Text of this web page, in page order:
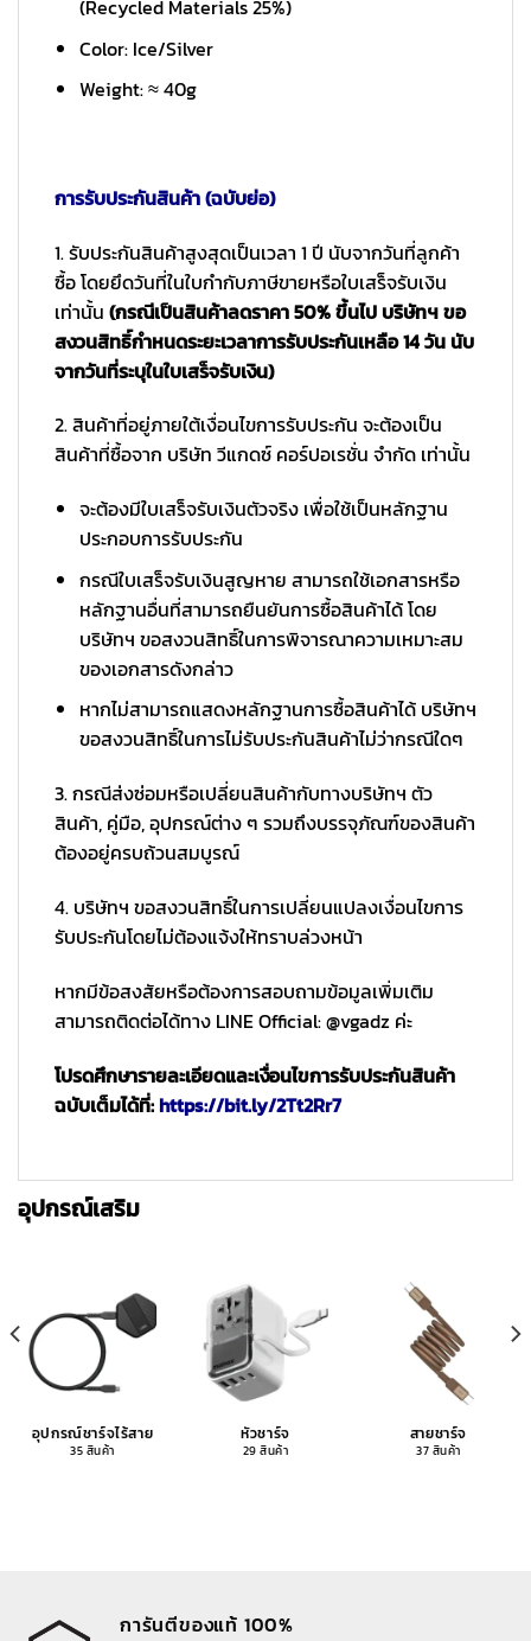
(Recycled Materials 25%)
Color: Ice/Silver
Weight: ≈ 40g
การรับประกันสินค้า (ฉบับย่อ)
1. รับประกันสินค้าสูงสุดเป็นเวลา 1 ปี นับจากวันที่ลูกค้า
ซื้อ โดยยึดวันที่ในใบกำกับภาษีขายหรือใบเสร็จรับเงิน
เท่านั้น (กรณีเป็นสินค้าลดราคา 50% ขึ้นไป บริษัทฯ ขอ
สงวนสิทธิ์กำหนดระยะเวลาการรับประกันเหลือ 14 วัน นับ
จากวันที่ระบุในใบเสร็จรับเงิน)
2. สินค้าที่อยู่ภายใต้เงื่อนไขการรับประกัน จะต้องเป็น
สินค้าที่ซื้อจาก บริษัท วีแกดซ์ คอร์ปอเรชั่น จำกัด เท่านั้น
จะต้องมีใบเสร็จรับเงินตัวจริง เพื่อใช้เป็นหลักฐาน
ประกอบการรับประกัน
กรณีใบเสร็จรับเงินสูญหาย สามารถใช้เอกสารหรือ
หลักฐานอื่นที่สามารถยืนยันการซื้อสินค้าได้ โดย
บริษัทฯ ขอสงวนสิทธิ์ในการพิจารณาความเหมาะสม
ของเอกสารดังกล่าว
หากไม่สามารถแสดงหลักฐานการซื้อสินค้าได้ บริษัทฯ
ขอสงวนสิทธิ์ในการไม่รับประกันสินค้าไม่ว่ากรณีใดๆ
3. กรณีส่งซ่อมหรือเปลี่ยนสินค้ากับทางบริษัทฯ ตัว
สินค้า, คู่มือ, อุปกรณ์ต่าง ๆ รวมถึงบรรจุภัณฑ์ของสินค้า
ต้องอยู่ครบถ้วนสมบูรณ์
4. บริษัทฯ ขอสงวนสิทธิ์ในการเปลี่ยนแปลงเงื่อนไขการ
รับประกันโดยไม่ต้องแจ้งให้ทราบล่วงหน้า
หากมีข้อสงสัยหรือต้องการสอบถามข้อมูลเพิ่มเติม
สามารถติดต่อได้ทาง LINE Official: @vgadz ค่ะ
โปรดศึกษารายละเอียดและเงื่อนไขการรับประกันสินค้า
ฉบับเต็มได้ที่:https://bit.ly/2Tt2Rr7
อุปกรณ์เสริม
อุปกรณ์ชาร์จไร้สาย
35 สินค้า
หัวชาร์จ
29 สินค้า
สายชาร์จ
37 สินค้า
การันตีของแท้ 100%